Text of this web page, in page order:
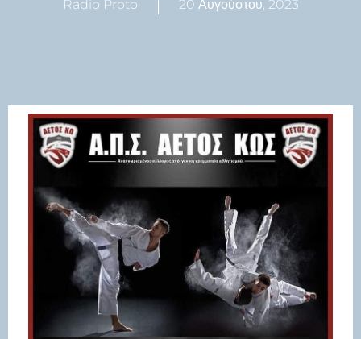
Radio Proto 20 Αυγούστου, 2023